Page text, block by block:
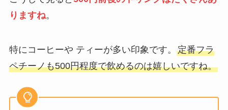
りますね。
特にコーヒーや ティーが多い印象です。 定番フラ
ペチーノも500円程度で飲めるのは嬉しいですね。